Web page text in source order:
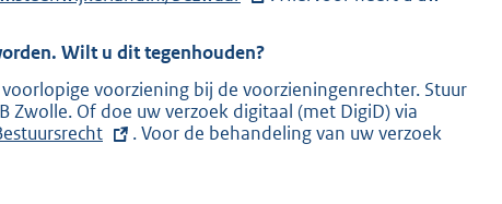
Wilt u dit tegenhouden?
voorziening bij de voorzieningenrechter. Stuur
Zwolle. Of doe uw verzoek digitaal (met DigiD) via
x
. Voor de behandeling van uw verzoek